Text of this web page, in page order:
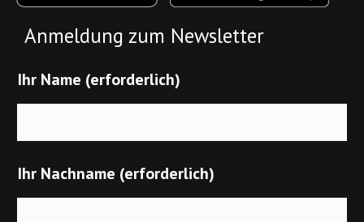
Anmeldung zum Newsletter
Ihr Name (erforderlich)
Ihr Nachname (erforderlich)